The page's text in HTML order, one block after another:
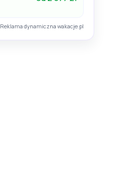
Reklama dynamiczna wakacje.pl